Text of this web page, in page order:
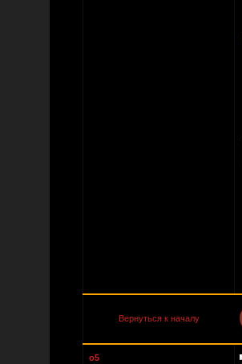
Вернуться к началу
o5